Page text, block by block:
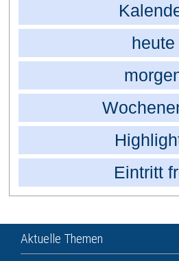
heute
Eintritt
Aktuelle Themen